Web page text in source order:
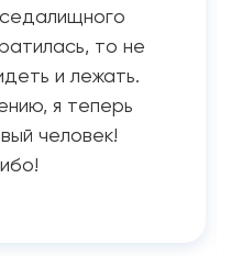
то не
и лежать.
я теперь
человек!